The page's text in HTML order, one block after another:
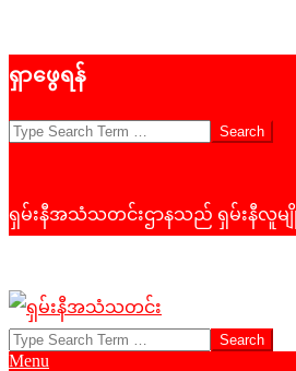
to
ရှာဖွေရန်
Search
ရှမ်းနီအသံသတင်းဌာနသည် ရှမ်းနီလူမ
ရှမ်း
Search
Primary
Menu